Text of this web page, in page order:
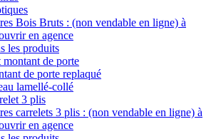
Bois Bruts : (non vendable en ligne) à
en agence
les produits
montant de porte
de porte replaqué
lamellé-collé
3 plis
carrelets 3 plis : (non vendable en ligne) à
en agence